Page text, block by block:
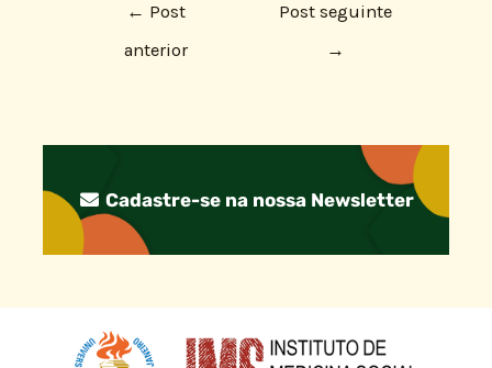
← Post
anterior
Post seguinte
→
Cadastre-se na nossa Newsletter